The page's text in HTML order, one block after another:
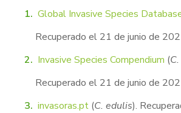
Global Invasive Species
Recuperado el 21 de junio de
Invasive Species Compendium (
Recuperado el 21 de junio de
invasoras.pt (C. edulis).